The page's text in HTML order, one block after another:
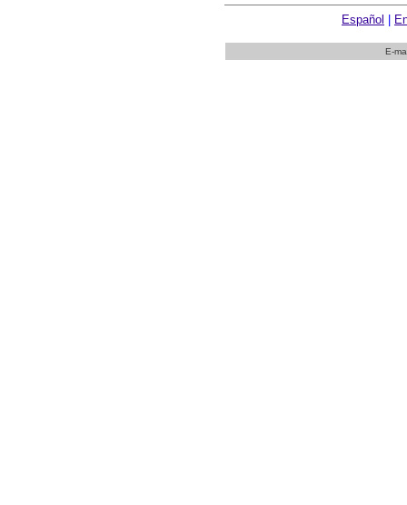
Español
E-